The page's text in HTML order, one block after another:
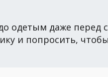
одетым даже перед
и попросить,